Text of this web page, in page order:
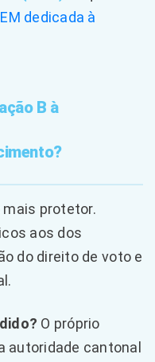
dedicada à
B à
protetor.
aos dos
do direito de voto e
O próprio
autoridade cantonal